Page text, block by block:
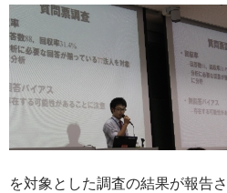
を対象とした調査の結果が報告